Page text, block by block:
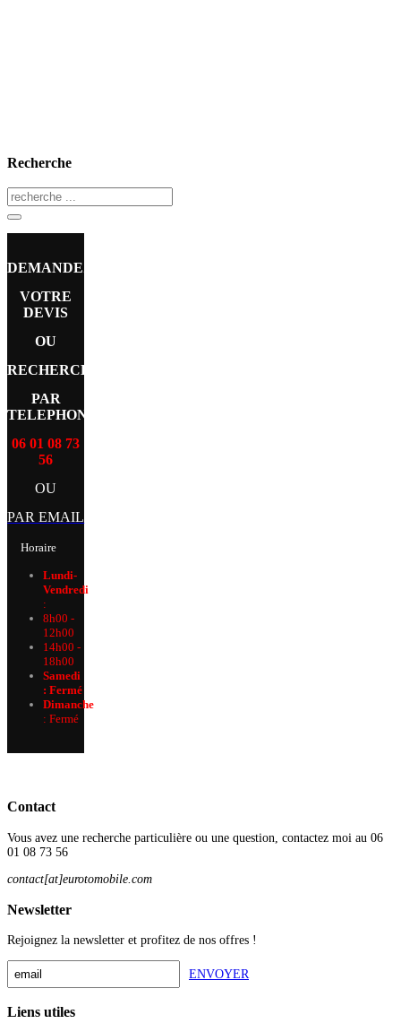
Recherche
DEMANDEZ
VOTRE
DEVIS
OU
RECHERCHE
PAR
TELEPHONE
06 01 08 73
56
OU
PAR EMAIL
Horaire
Lundi-
Vendredi
:
8h00 -
12h00
14h00 -
18h00
Samedi
: Fermé
Dimanche
: Fermé
Contact
Vous avez une recherche particulière ou une question, contactez moi au 06
01 08 73 56
contact[at]eurotomobile.com
Newsletter
Rejoignez la newsletter et profitez de nos offres !
ENVOYER
Liens utiles